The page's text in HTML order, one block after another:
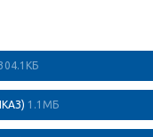
1.1МБ